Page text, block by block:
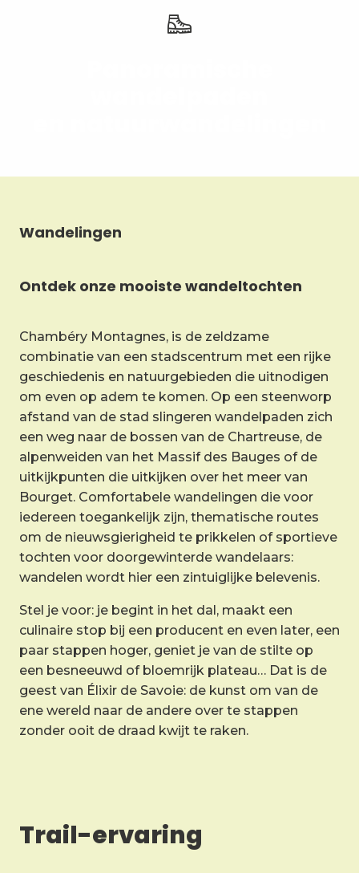
Wandelingen
Ontdek onze mooiste wandeltochten
Chambéry Montagnes, is de zeldzame
combinatie van een stadscentrum met een rijke
geschiedenis en natuurgebieden die uitnodigen
om even op adem te komen. Op een steenworp
afstand van de stad slingeren wandelpaden zich
een weg naar de bossen van de Chartreuse, de
alpenweiden van het Massif des Bauges of de
uitkijkpunten die uitkijken over het meer van
Bourget. Comfortabele wandelingen die voor
iedereen toegankelijk zijn, thematische routes
om de nieuwsgierigheid te prikkelen of sportieve
tochten voor doorgewinterde wandelaars:
wandelen wordt hier een zintuiglijke belevenis.
Stel je voor: je begint in het dal, maakt een
culinaire stop bij een producent en even later, een
paar stappen hoger, geniet je van de stilte op
een besneeuwd of bloemrijk plateau… Dat is de
geest van Élixir de Savoie: de kunst om van de
ene wereld naar de andere over te stappen
zonder ooit de draad kwijt te raken.
Trail-ervaring